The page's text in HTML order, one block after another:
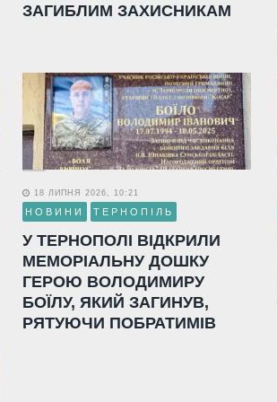
ЗАГИБЛИМ ЗАХИСНИКАМ
18 ЛИПНЯ 2026, 10:21
НОВИНИ ТЕРНОПІЛЬ
У ТЕРНОПОЛІ ВІДКРИЛИ
МЕМОРІАЛЬНУ ДОШКУ
ГЕРОЮ ВОЛОДИМИРУ
БОЇЛУ, ЯКИЙ ЗАГИНУВ,
РЯТУЮЧИ ПОБРАТИМІВ